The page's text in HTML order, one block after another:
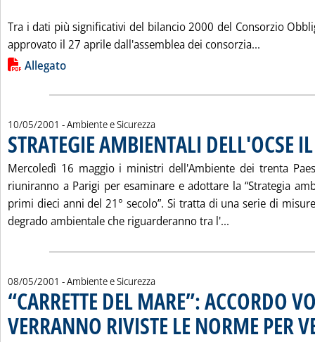
Tra i dati più significativi del bilancio 2000 del Consorzio
approvato il 27 aprile dall'assemblea dei consorzia...
Lista allegati PDF alla notizia
Allegato
10/05/2001 - Ambiente e Sicurezza
STRATEGIE AMBIENTALI DELL'OCSE
Mercoledì 16 maggio i ministri dell'Ambiente dei trenta
riuniranno a Parigi per esaminare e adottare la “Strategia
primi dieci anni del 21° secolo”. Si tratta di una serie di
degrado ambientale che riguarderanno tra l'...
08/05/2001 - Ambiente e Sicurezza
“CARRETTE DEL MARE”: ACCORDO
VERRANNO RIVISTE LE NORME PER